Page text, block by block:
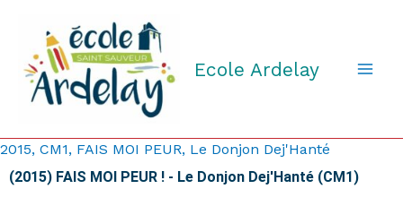
contenu
Ecole Ardelay
2015, CM1, FAIS MOI PEUR, Le Donjon Dej'Hanté
(2015) FAIS MOI PEUR ! - Le Donjon Dej'Hanté (CM1)